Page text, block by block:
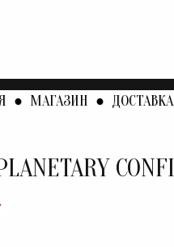
● МАГАЗИН ●